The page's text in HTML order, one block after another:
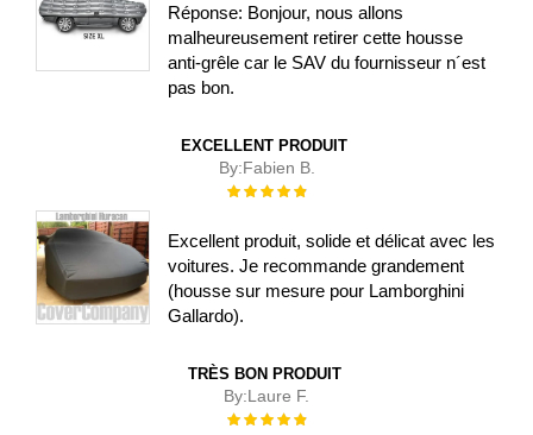
Réponse: Bonjour, nous allons
malheureusement retirer cette housse
anti-grêle car le SAV du fournisseur n´est
pas bon.
EXCELLENT PRODUIT
By:Fabien B.
Évaluation :
Excellent produit, solide et délicat avec les
voitures. Je recommande grandement
(housse sur mesure pour Lamborghini
Gallardo).
TRÈS BON PRODUIT
By:Laure F.
Évaluation :